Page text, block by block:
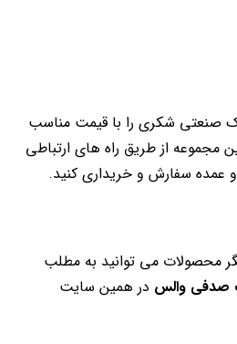
صنعتی شکری را با قیمت مناسب
مجموعه از طریق راه های ارتباطی
عمده سفارش و خریداری کنید.
محصولات می توانید به مطلب
صدفی والس در همین سایت